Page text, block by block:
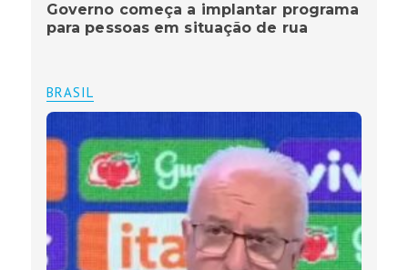
Governo começa a implantar programa
para pessoas em situação de rua
BRASIL